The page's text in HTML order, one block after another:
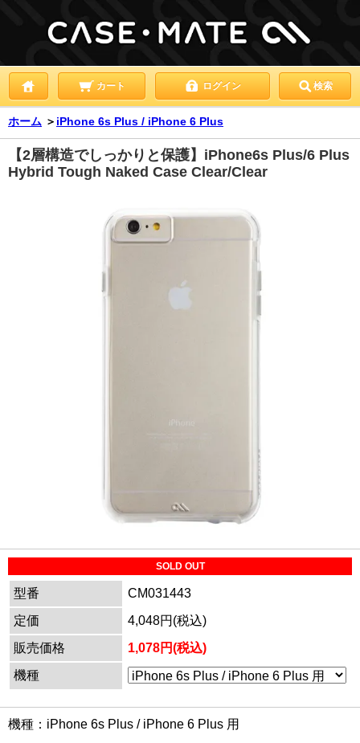
カート ログイン 検索
ホーム ＞ iPhone 6s Plus / iPhone 6 Plus
【2層構造でしっかりと保護】iPhone6s Plus/6 Plus
Hybrid Tough Naked Case Clear/Clear
SOLD OUT
型番
CM031443
定価
4,048円(税込)
販売価格
1,078円(税込)
機種
機種：iPhone 6s Plus / iPhone 6 Plus 用